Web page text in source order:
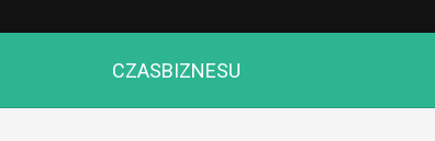
CZASBIZNESU